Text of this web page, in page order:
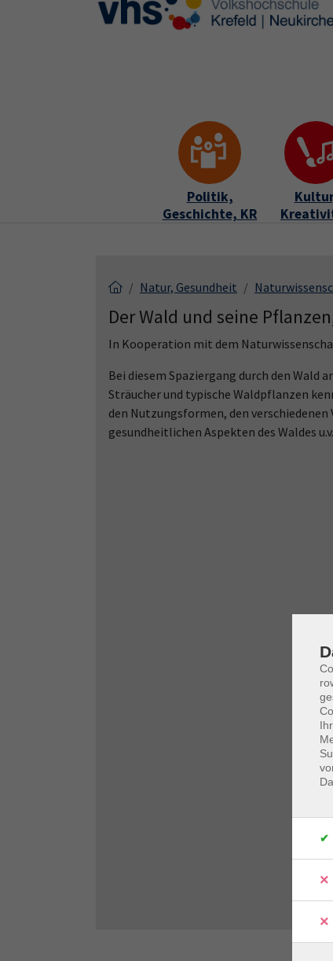
Skip to main content
Skip to page footer
Politik,
Geschichte, KR
Natur, Gesundheit
Der Wald und seine
In Kooperation mit dem
Bei diesem Spaziergang durch den Wald
Sträucher und typische Waldpflanzen
den Nutzungsformen, den
gesundheitlichen Aspekten des Waldes